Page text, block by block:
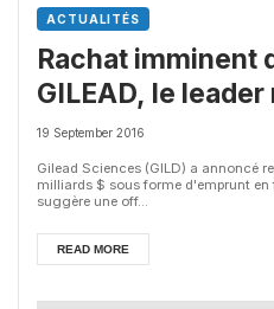
ACTUALITÉS
Rachat imminent
GILEAD, le
secteur
19 September 2016
Gilead Sciences (GILD) a annoncé
milliards $ sous forme d'emprunt en
suggère une off...
READ MORE